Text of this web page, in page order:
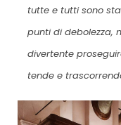
tutte e tutti sono
punti di debolezza,
divertente
tende e